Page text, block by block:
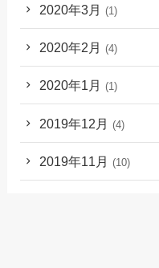
2020年3月 (1)
2020年2月 (4)
2020年1月 (1)
2019年12月 (4)
2019年11月 (10)